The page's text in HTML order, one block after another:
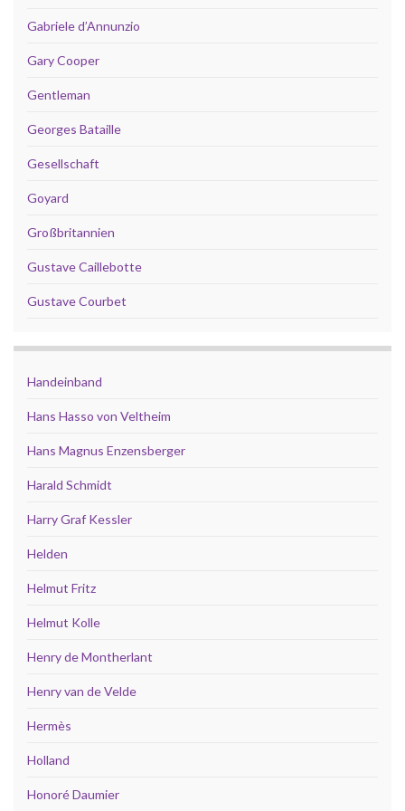
Gabriele d’Annunzio
Gary Cooper
Gentleman
Georges Bataille
Gesellschaft
Goyard
Großbritannien
Gustave Caillebotte
Gustave Courbet
Handeinband
Hans Hasso von Veltheim
Hans Magnus Enzensberger
Harald Schmidt
Harry Graf Kessler
Helden
Helmut Fritz
Helmut Kolle
Henry de Montherlant
Henry van de Velde
Hermès
Holland
Honoré Daumier